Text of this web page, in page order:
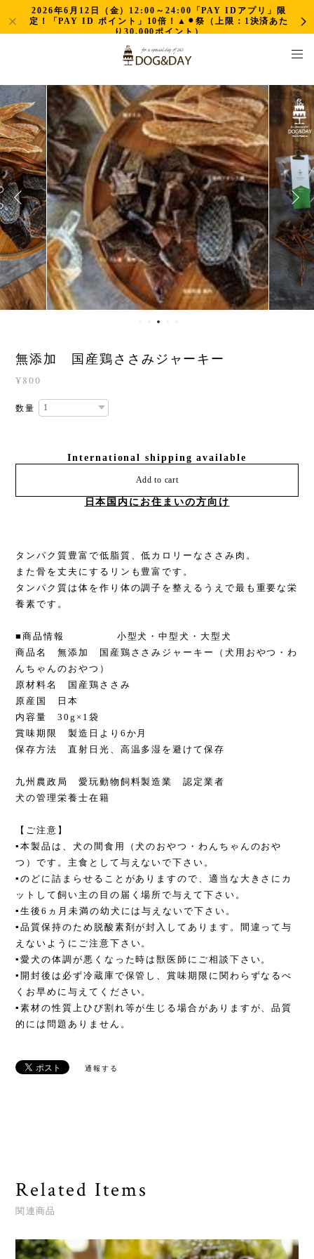
2026年6月12日（金）12:00～24:00「PAY IDアプリ」限
定！「PAY ID ポイント」10倍！▲⚫︎祭（上限：1決済あた
り30,000ポイント）
無添加 国産鶏ささみジャーキー
¥800
数量
International shipping available
Add to cart
日本国内にお住まいの方向け
タンパク質豊富で低脂質、低カロリーなささみ肉。
また骨を丈夫にするリンも豊富です。
タンパク質は体を作り体の調子を整えるうえで最も重要な栄
養素です。
■商品情報 小型犬・中型犬・大型犬
商品名 無添加 国産鶏ささみジャーキー（犬用おやつ・わ
んちゃんのおやつ）
原材料名 国産鶏ささみ
原産国 日本
内容量 30g×1袋
賞味期限 製造日より6か月
保存方法 直射日光、高温多湿を避けて保存
九州農政局 愛玩動物飼料製造業 認定業者
犬の管理栄養士在籍
【ご注意】
▪本製品は、犬の間食用（犬のおやつ・わんちゃんのおや
つ）です。主食として与えないで下さい。
▪のどに詰まらせることがありますので、適当な大きさにカ
ットして飼い主の目の届く場所で与えて下さい。
▪生後6ヵ月未満の幼犬には与えないで下さい。
▪品質保持のため脱酸素剤が封入してあります。間違って与
えないようにご注意下さい。
▪愛犬の体調が悪くなった時は獣医師にご相談下さい。
▪開封後は必ず冷蔵庫で保管し、賞味期限に関わらずなるべ
くお早めに与えてください。
▪素材の性質上ひび割れ等が生じる場合がありますが、品質
的には問題ありません。
通報する
Related Items
関連商品